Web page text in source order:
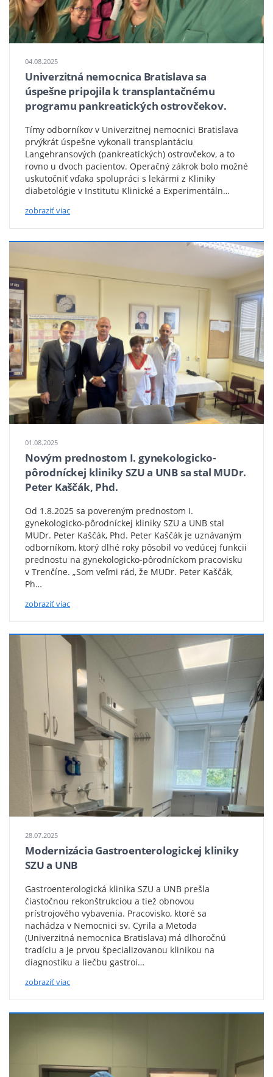
04.08.2025
Univerzitná nemocnica Bratislava sa
úspešne pripojila k transplantačnému
programu pankreatických ostrovčekov.
Tímy odborníkov v Univerzitnej nemocnici Bratislava
prvýkrát úspešne vykonali transplantáciu
Langehransových (pankreatických) ostrovčekov, a to
rovno u dvoch pacientov. Operačný zákrok bolo možné
uskutočniť vďaka spolupráci s lekármi z Kliniky
diabetológie v Institutu Klinické a Experimentáln…
zobraziť viac
01.08.2025
Novým prednostom I. gynekologicko-
pôrodníckej kliniky SZU a UNB sa stal MUDr.
Peter Kaščák, Phd.
Od 1.8.2025 sa povereným prednostom I.
gynekologicko-pôrodníckej kliniky SZU a UNB stal
MUDr. Peter Kaščák, Phd. Peter Kaščák je uznávaným
odborníkom, ktorý dlhé roky pôsobil vo vedúcej funkcii
prednostu na gynekologicko-pôrodníckom pracovisku
v Trenčíne. „Som veľmi rád, že MUDr. Peter Kaščák,
Ph…
zobraziť viac
6c89-
4d5e-
dbeb4deb59d0
28.07.2025
Modernizácia Gastroenterologickej kliniky
SZU a UNB
Gastroenterologická klinika SZU a UNB prešla
čiastočnou rekonštrukciou a tiež obnovou
prístrojového vybavenia. Pracovisko, ktoré sa
nachádza v Nemocnici sv. Cyrila a Metoda
(Univerzitná nemocnica Bratislava) má dlhoročnú
tradíciu a je prvou špecializovanou klinikou na
diagnostiku a liečbu gastroi…
zobraziť viac